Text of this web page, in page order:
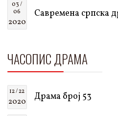
03 /
06
2020
Савремена српска
ЧАСОПИС ДРАМА
12 / 22
2020 Драма број 53